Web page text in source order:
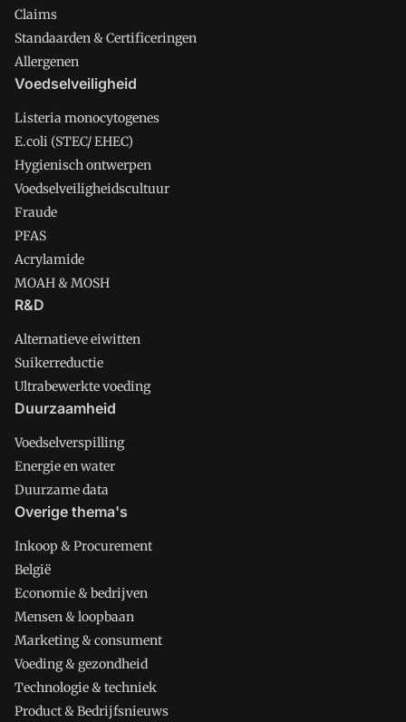
Claims
Standaarden & Certificeringen
Allergenen
Voedselveiligheid
Listeria monocytogenes
E.coli (STEC/ EHEC)
Hygienisch ontwerpen
Voedselveiligheidscultuur
Fraude
PFAS
Acrylamide
MOAH & MOSH
R&D
Alternatieve eiwitten
Suikerreductie
Ultrabewerkte voeding
Duurzaamheid
Voedselverspilling
Energie en water
Duurzame data
Overige thema's
Inkoop & Procurement
België
Economie & bedrijven
Mensen & loopbaan
Marketing & consument
Voeding & gezondheid
Technologie & techniek
Product & Bedrijfsnieuws